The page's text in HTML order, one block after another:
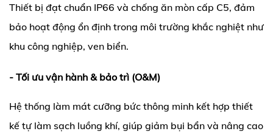
Thiết bị đạt chuẩn IP66 và chống ăn mòn cấp C5, đảm
bảo hoạt động ổn định trong môi trường khắc nghiệt như
khu công nghiệp, ven biển.
- Tối ưu vận hành & bảo trì (O&M)
Hệ thống làm mát cưỡng bức thông minh kết hợp thiết
kế tự làm sạch luồng khí, giúp giảm bụi bẩn và nâng cao